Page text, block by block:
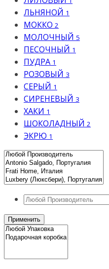
ЛЬНЯНОЙ 1
МОККО 2
МОЛОЧНЫЙ 5
ПЕСОЧНЫЙ 1
ПУДРА 1
РОЗОВЫЙ 3
СЕРЫЙ 1
СИРЕНЕВЫЙ 3
ХАКИ 1
ШОКОЛАДНЫЙ 2
ЭКРЮ 1
Применить